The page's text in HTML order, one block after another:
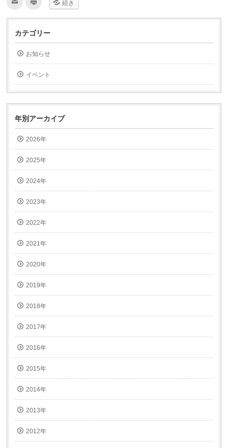
ク
て
友
達
へ
メ
で
送
信
(新
い
ィ
ン
ド
ウ
で
ま
す)
ク
て
印
刷
し
ィ
ン
ド
ウ
開
ま
す)
続き
カテゴリー
お知らせ
イベント
年別アーカイブ
2026年
2025年
2024年
2023年
2022年
2021年
2020年
2019年
2018年
2017年
2016年
2015年
2014年
2013年
2012年